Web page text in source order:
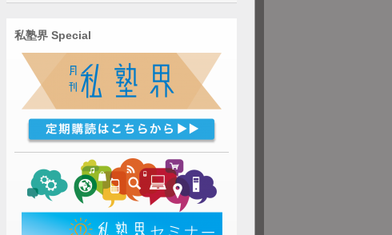
私塾界 Special